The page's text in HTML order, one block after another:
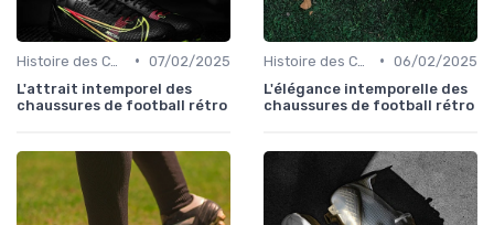
• 07/02/2025
L'attrait intemporel des
chaussures de football rétro
• 06/02/2025
L'élégance intemporelle des
chaussures de football rétro